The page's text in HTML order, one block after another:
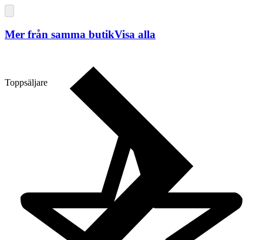
Toppsäljare
Mer från samma butikVisa alla